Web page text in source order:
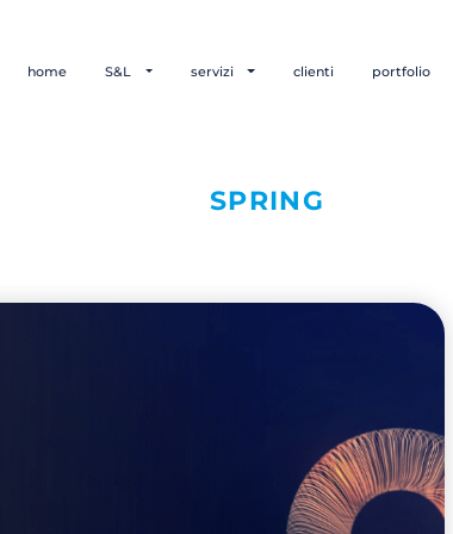
home S&L servizi clienti portfolio
SPRING